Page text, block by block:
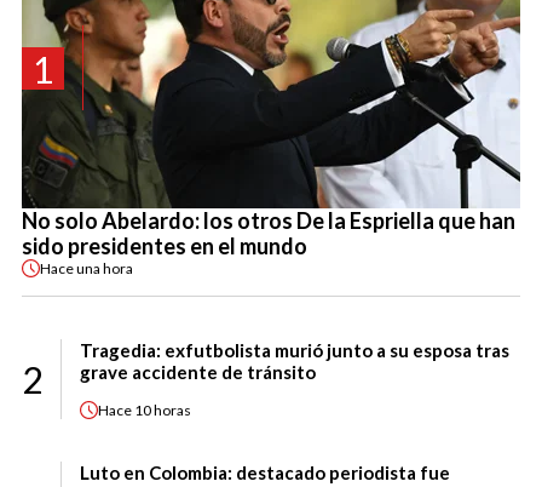
1
No solo Abelardo: los otros De la Espriella que han
sido presidentes en el mundo
Haceuna hora
2
Tragedia: exfutbolista murió junto a su esposa tras
grave accidente de tránsito
Hace 10 horas
Luto en Colombia: destacado periodista fue